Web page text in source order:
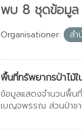
พบ 8 ชุดข้อมูล
Organisationer: ส
พื้นที่ทรัพยากรป่าไม้
ข้อมูลแสดงจำนวนพื้น
เบญจพรรณ ส่วนป่าชา